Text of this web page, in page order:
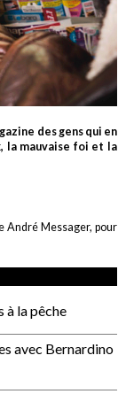
des gens qui en
la mauvaise foi et la
André Messager, pour
à la pêche
avec Bernardino